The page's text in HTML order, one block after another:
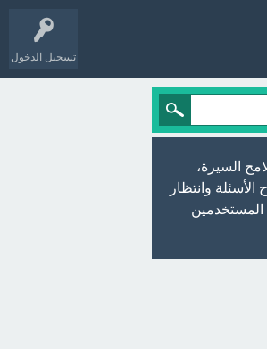
تسجيل الدخول
السيرة،
وانتظار
المستخدمين